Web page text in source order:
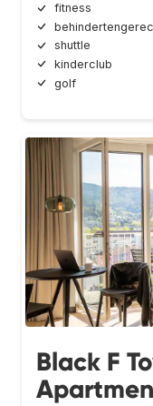
fitness
shuttle
kinderclub
golf
Black F